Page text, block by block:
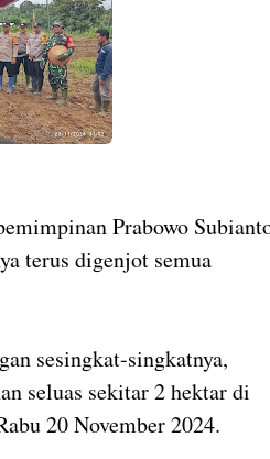
Prabowo
terus digenjot semua
sesingkat-singkatnya,
seluas sekitar 2 hektar di
20 November 2024.